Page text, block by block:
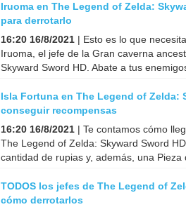
Iruoma en The Legend of Zelda:
para derrotarlo
16:20 16/8/2021 | Esto es lo que
Iruoma, el jefe de la Gran caverna
Skyward Sword HD. Abate a tus
Isla Fortuna en The Legend of Zelda:
conseguir recompensas
16:20 16/8/2021 | Te contamos cómo
The Legend of Zelda: Skyward Sword
cantidad de rupias y, además, una Pieza
TODOS los jefes de The Legend of
cómo derrotarlos